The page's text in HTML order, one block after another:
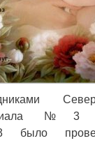
филиала
3 было